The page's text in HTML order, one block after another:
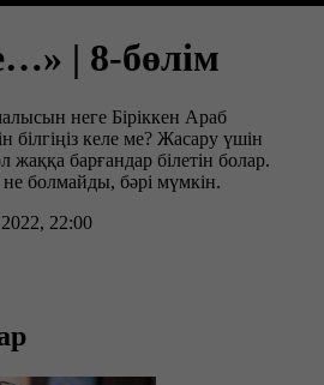
| 8-бөлім
неге Біріккен Араб
білгіңіз келе ме? Жасару үшін
жаққа барғандар білетін болар.
болмайды, бәрі мүмкін.
22:00